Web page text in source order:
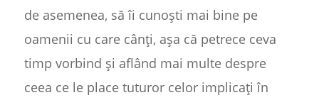
de asemenea, să îi cunoști mai bine pe
oamenii cu care cânți, așa că petrece ceva
timp vorbind și aflând mai multe despre
ceea ce le place tuturor celor implicați în